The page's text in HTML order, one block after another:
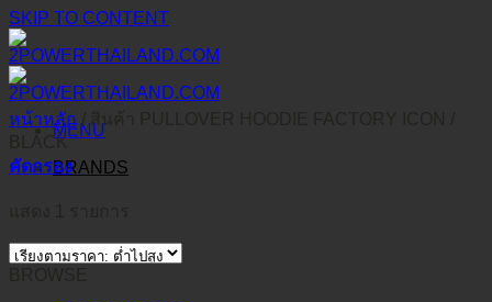
SKIP TO CONTENT
MENU
BRANDS
หน้าหลัก / สินค้า PULLOVER HOODIE FACTORY ICON
BLACK
คัดกรอง